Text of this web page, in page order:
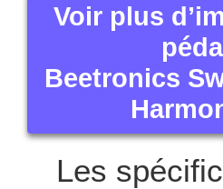
Voir plus
Beetronics
Les